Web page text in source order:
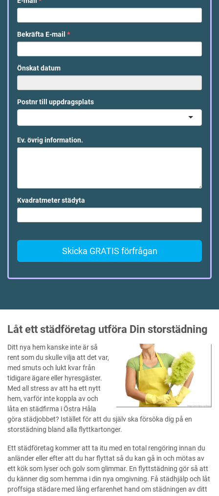
Bekräfta E-mail *
Önskat datum
Postnr till uppdragsplats
Ev. övrig information.
Kvadratmeter städyta
Skicka GRATIS förfrågan
Låt ett städföretag utföra Din storstädning
Ditt nya hem kanske inte är så
rent som du skulle vilja att det var,
med smuts och lukt kvar från
tidigare ägare eller hyresgäster.
Med all stress av att ha ett nytt
hem, varför inte koppla av och
låta en städfirma i Östra Håla
göra städjobbet? Istället för att du själv ska försöka dig på en
storstädning bland alla flyttkartonger.
Ett städföretag kommer att ta itu med en total rengöring innan du
anländer eller efter att du har flyttat så du kan gå in och mötas av
ett kök som lyser och golv som glimmar. En flyttstädning gör så att
du känner dig som hemma i din nya omgivning. Få städhjälp och låt
proffsiga städare med lång erfarenhet hand om städningen av ditt